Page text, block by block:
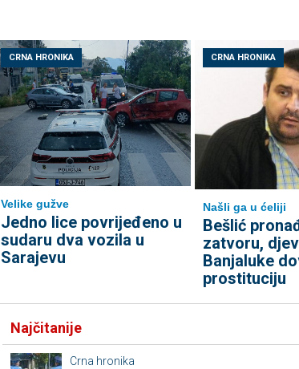
CRNA HRONIKA
Velike gužve
Јedno lice povrijeđeno u
sudaru dva vozila u
Sarajevu
CRNA HRONIKA
Našli ga u ćeliji
Bešlić
zatvoru,
Banjaluke
prostituciju
Najčitanije
Crna hronika